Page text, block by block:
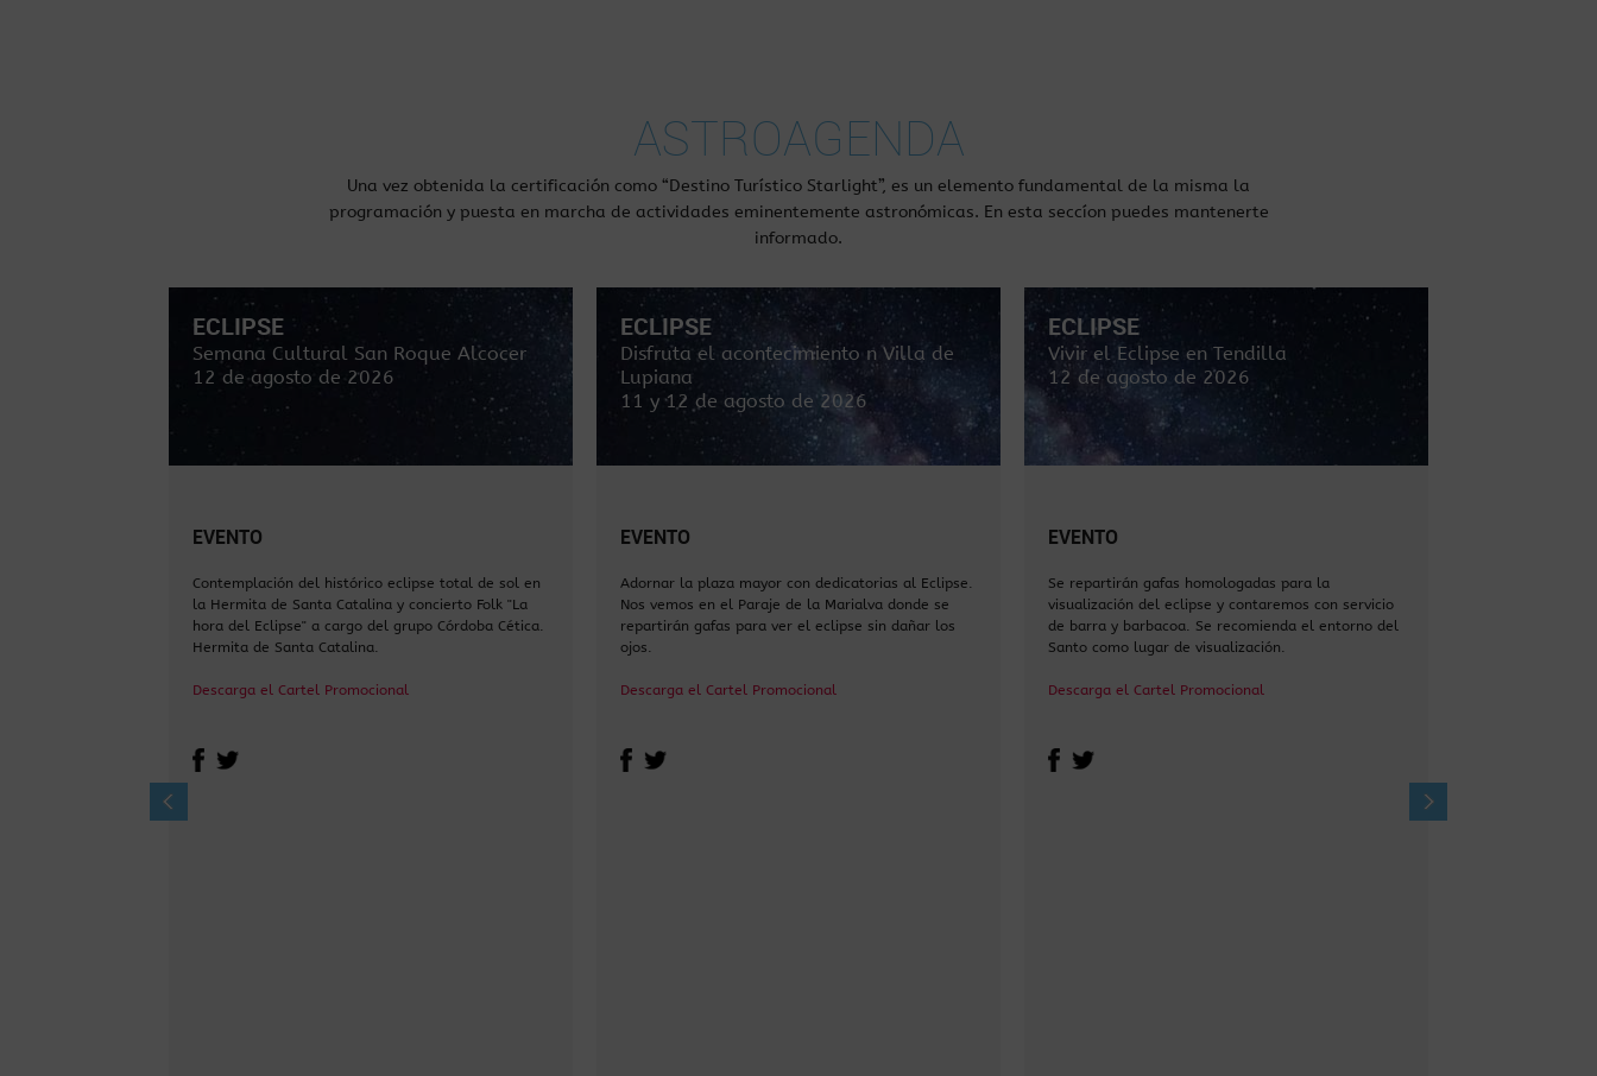
ASTROAGENDA
Una vez obtenida la certificación como “Destino Turístico Starlight”, es un elemento fundamental de la misma la
programación y puesta en marcha de actividades eminentemente astronómicas. En esta seccíon puedes mantenerte
informado.
ECLIPSE
Semana Cultural San Roque Alcocer
12 de agosto de 2026
EVENTO
Contemplación del histórico eclipse total de sol en
la Hermita de Santa Catalina y concierto Folk "La
hora del Eclipse" a cargo del grupo Córdoba Cética.
Hermita de Santa Catalina.
Descarga el Cartel Promocional
ECLIPSE
Disfruta el acontecimiento n Villa de
Lupiana
11 y 12 de agosto de 2026
EVENTO
Adornar la plaza mayor con dedicatorias al Eclipse.
Nos vemos en el Paraje de la Marialva donde se
repartirán gafas para ver el eclipse sin dañar los
ojos.
Descarga el Cartel Promocional
ECLIPSE
Vivir el Eclipse en Tendilla
12 de agosto de 2026
EVENTO
Se repartirán gafas homologadas para la
visualización del eclipse y contaremos con servicio
de barra y barbacoa. Se recomienda el entorno del
Santo como lugar de visualización.
Descarga el Cartel Promocional